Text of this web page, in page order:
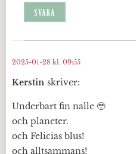
SVARA
Kerstin skriver:
2025-01-28 kl. 09:55
Underbart fin nalle 🥹
och planeter.
och Felicias blus!
och alltsammans!